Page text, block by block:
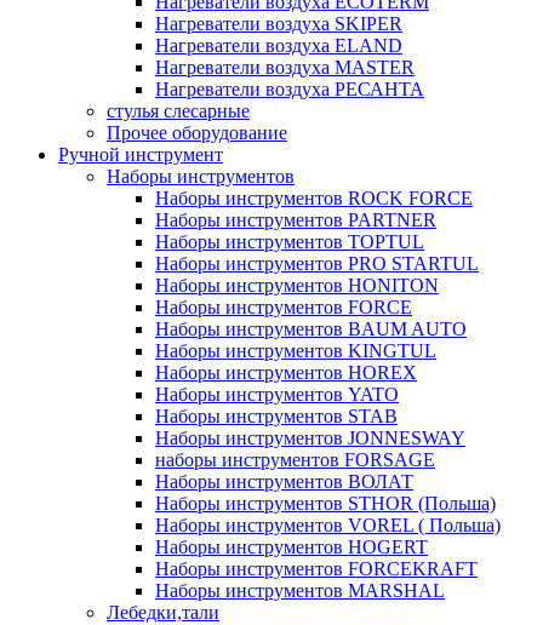
Нагреватели воздуха SKIPER
Нагреватели воздуха ELAND
Нагреватели воздуха MASTER
Нагреватели воздуха РЕСАНТА
стулья слесарные
Прочее оборудование
Ручной инструмент
Наборы инструментов
Наборы инструментов ROCK FORCE
Наборы инструментов PARTNER
Наборы инструментов TOPTUL
Наборы инструментов PRO STARTUL
Наборы инструментов HONITON
Наборы инструментов FORCE
Наборы инструментов BAUM AUTO
Наборы инструментов KINGTUL
Наборы инструментов HOREX
Наборы инструментов YATO
Наборы инструментов STAB
Наборы инструментов JONNESWAY
наборы инструментов FORSAGE
Наборы инструментов ВОЛАТ
Наборы инструментов STHOR (Польша)
Наборы инструментов VOREL ( Польша)
Наборы инструментов HOGERT
Наборы инструментов FORCEKRAFT
Наборы инструментов MARSHAL
Лебедки,тали